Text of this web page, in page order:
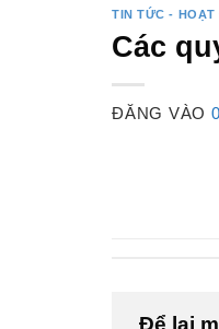
TIN TỨC - HOẠT
Các
ĐĂNG VÀO
Để lại